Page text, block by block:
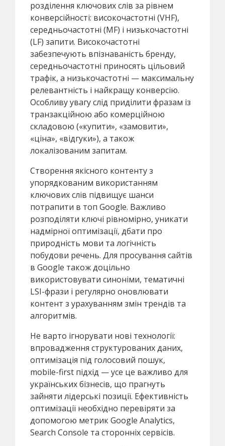
розділення ключових слів за рівнем
конверсійності: високочастотні (VHF),
середньочастотні (MF) і низькочастотні
(LF) запити. Високочастотні
забезпечують впізнаваність бренду,
середньочастотні приносять цільовий
трафік, а низькочастотні — максимальну
релевантність і найкращу конверсію.
Особливу увагу слід приділити фразам із
транзакційною або комерційною
складовою («купити», «замовити»,
«ціна», «відгуки»), а також
локалізованим запитам.
Створення якісного контенту з
упорядкованим використанням
ключових слів підвищує шанси
потрапити в топ Google. Важливо
розподіляти ключі рівномірно, уникати
надмірної оптимізації, дбати про
природність мови та логічність
побудови речень. Для просування сайтів
в Google також доцільно
використовувати синоніми, тематичні
LSI-фрази і регулярно оновлювати
контент з урахуванням змін трендів та
алгоритмів.
Не варто ігнорувати нові технології:
впровадження структурованих даних,
оптимізація під голосовий пошук,
mobile-first підхід — усе це важливо для
українських бізнесів, що прагнуть
зайняти лідерські позиції. Ефективність
оптимізації необхідно перевіряти за
допомогою метрик Google Analytics,
Search Console та сторонніх сервісів.